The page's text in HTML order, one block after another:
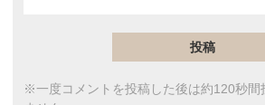
※一度コメントを投稿した後は約120秒間